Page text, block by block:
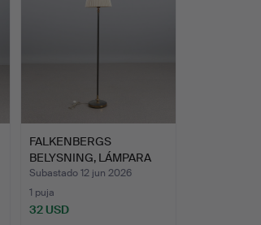
FALKENBERGS
BELYSNING, LÁMPARA
DE PIE. Lat…
Subastado 12 jun 2026
1 puja
32 USD